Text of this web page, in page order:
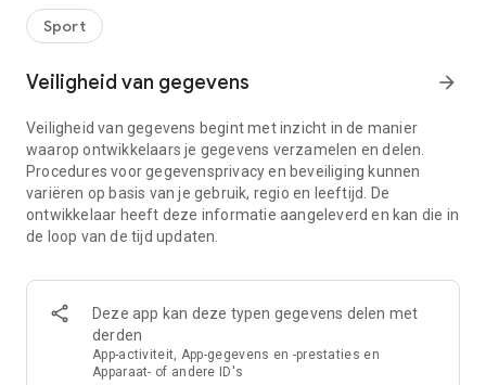
• Push-notificaties met optie om ‘spoilers’ van uitslagen te
vermijden.
klassen.
sectie: Nieuws, Foto’s, Video’s of Race Hub waar je alle
tijdschema’s, resultaten en standen kunt vinden.
• Editie wordt automatisch geselecteerd op basis van de taal
en regio van de gebruiker.
• Beschikbaar in 22 edities: Nederlands, Global, USA, Canada,
Verenigd Koninkrijk, Australië, Frankrijk, Duitsland, Italië,
Spaans Amerika, Polen, Turkije, Hongarije, Zwitserland, China
en Japan.
◆ HOMEPAGE
Sport
Veiligheid van gegevens arrow_forward
Veiligheid van gegevens begint met inzicht in de manier
waarop ontwikkelaars je gegevens verzamelen en delen.
Procedures voor gegevensprivacy en beveiliging kunnen
variëren op basis van je gebruik, regio en leeftijd. De
ontwikkelaar heeft deze informatie aangeleverd en kan die in
de loop van de tijd updaten.
Deze app kan deze typen gegevens delen met
derden
App-activiteit, App-gegevens en -prestaties en
Apparaat- of andere ID's